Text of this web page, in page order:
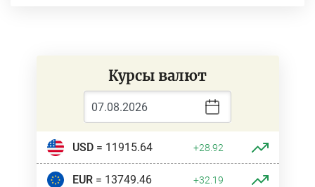
Курсы валют
USD= 11915.64 +28.92
EUR= 13749.46 +32.19